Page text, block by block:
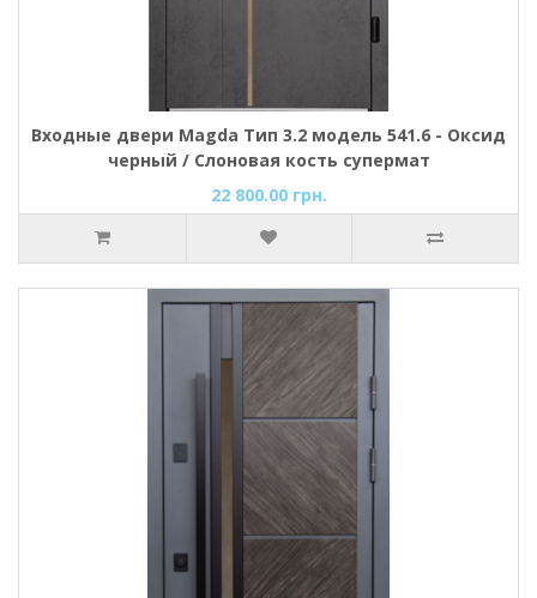
Входные двери Magda Тип 3.2 модель 541.6 - Оксид
черный / Слоновая кость супермат
22 800.00 грн.